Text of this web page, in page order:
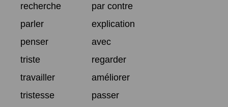
recherche
par contre
parler
explication
penser
avec
triste
regarder
travailler
améliorer
tristesse
passer